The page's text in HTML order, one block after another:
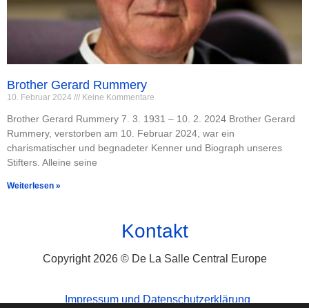
Brother Gerard Rummery
10. Februar 2024 Keine Kommentare
Brother Gerard Rummery 7. 3. 1931 – 10. 2. 2024 Brother Gerard
Rummery, verstorben am 10. Februar 2024, war ein
charismatischer und begnadeter Kenner und Biograph unseres
Stifters. Alleine seine
Weiterlesen »
Kontakt
Copyright 2026 © De La Salle Central Europe
Impressum und Datenschutzerklärung